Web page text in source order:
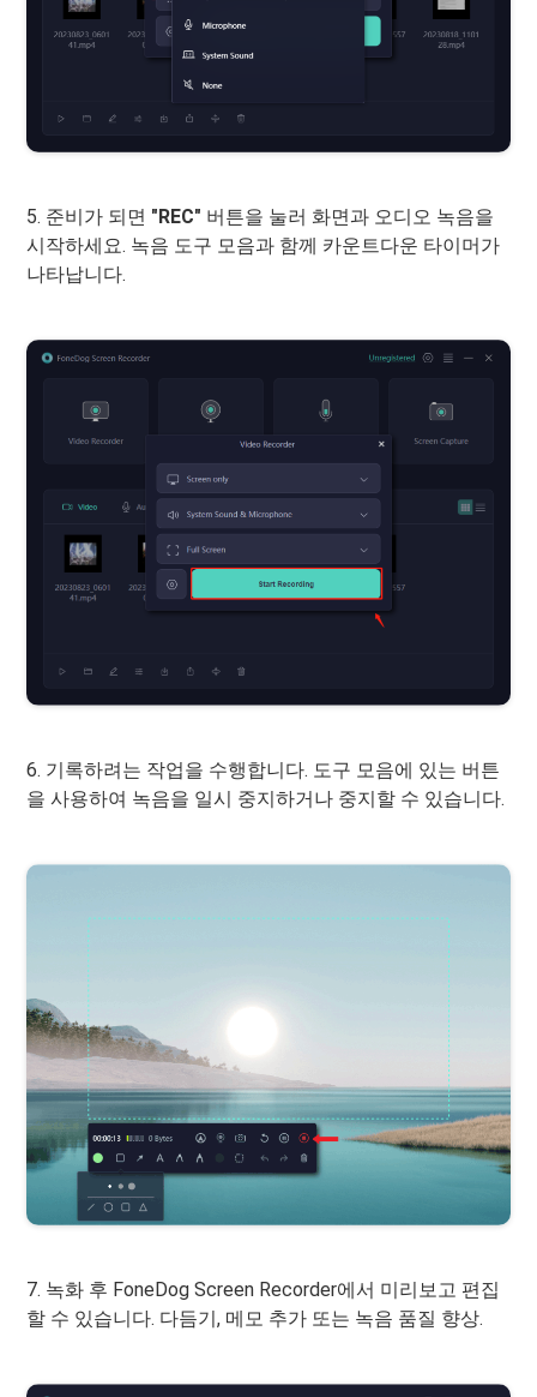
5. 준비가 되면 "REC" 버튼을 눌러 화면과 오디오 녹음을
시작하세요. 녹음 도구 모음과 함께 카운트다운 타이머가
나타납니다.
6. 기록하려는 작업을 수행합니다. 도구 모음에 있는 버튼
을 사용하여 녹음을 일시 중지하거나 중지할 수 있습니다.
7. 녹화 후 FoneDog Screen Recorder에서 미리보고 편집
할 수 있습니다. 다듬기, 메모 추가 또는 녹음 품질 향상.